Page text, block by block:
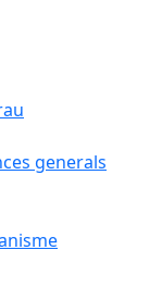
generals